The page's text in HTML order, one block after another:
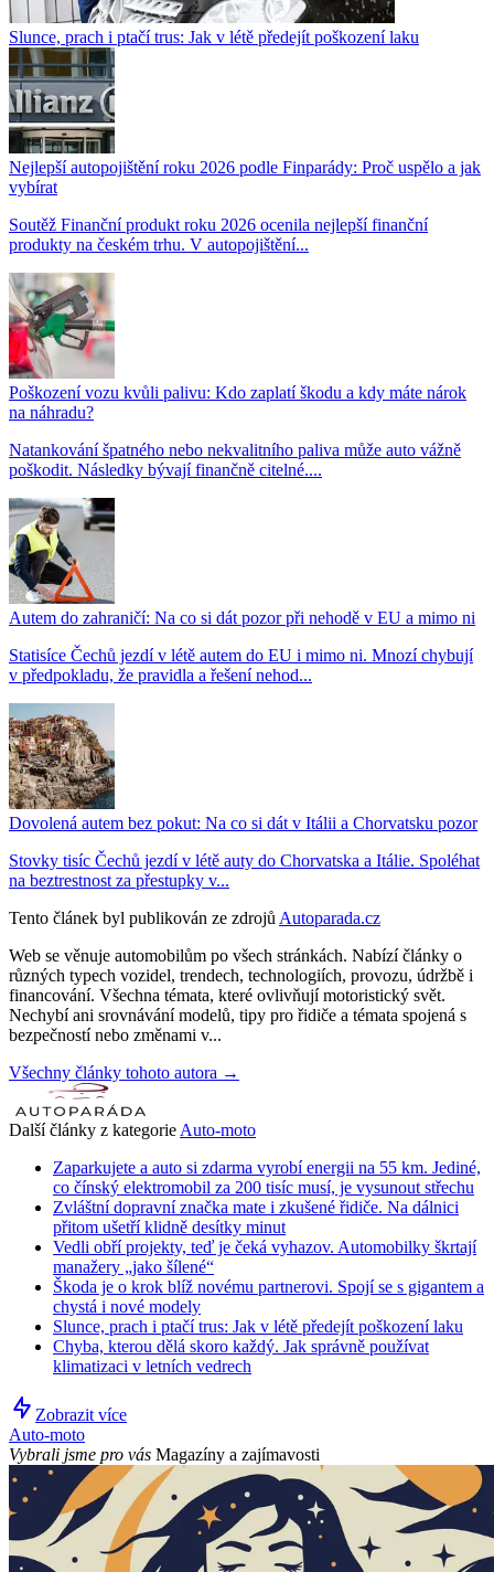
Slunce, prach i ptačí trus: Jak v létě předejít poškození laku
Nejlepší autopojištění roku 2026 podle Finparády: Proč uspělo a jak
vybírat
Soutěž Finanční produkt roku 2026 ocenila nejlepší finanční
produkty na českém trhu. V autopojištění...
Poškození vozu kvůli palivu: Kdo zaplatí škodu a kdy máte nárok
na náhradu?
Natankování špatného nebo nekvalitního paliva může auto vážně
poškodit. Následky bývají finančně citelné....
Autem do zahraničí: Na co si dát pozor při nehodě v EU a mimo ni
Statisíce Čechů jezdí v létě autem do EU i mimo ni. Mnozí chybují
v předpokladu, že pravidla a řešení nehod...
Dovolená autem bez pokut: Na co si dát v Itálii a Chorvatsku pozor
Stovky tisíc Čechů jezdí v létě auty do Chorvatska a Itálie. Spoléhat
na beztrestnost za přestupky v...
Tento článek byl publikován ze zdrojů Autoparada.cz
Web se věnuje automobilům po všech stránkách. Nabízí články o
různých typech vozidel, trendech, technologiích, provozu, údržbě i
financování. Všechna témata, které ovlivňují motoristický svět.
Nechybí ani srovnávání modelů, tipy pro řidiče a témata spojená s
bezpečností nebo změnami v...
Všechny články tohoto autora →
Další články z kategorie Auto-moto
Zaparkujete a auto si zdarma vyrobí energii na 55 km. Jediné,
co čínský elektromobil za 200 tisíc musí, je vysunout střechu
Zvláštní dopravní značka mate i zkušené řidiče. Na dálnici
přitom ušetří klidně desítky minut
Vedli obří projekty, teď je čeká vyhazov. Automobilky škrtají
manažery „jako šílené“
Škoda je o krok blíž novému partnerovi. Spojí se s gigantem a
chystá i nové modely
Slunce, prach i ptačí trus: Jak v létě předejít poškození laku
Chyba, kterou dělá skoro každý. Jak správně používat
klimatizaci v letních vedrech
Zobrazit více
Auto-moto
Vybrali jsme pro vás Magazíny a zajímavosti